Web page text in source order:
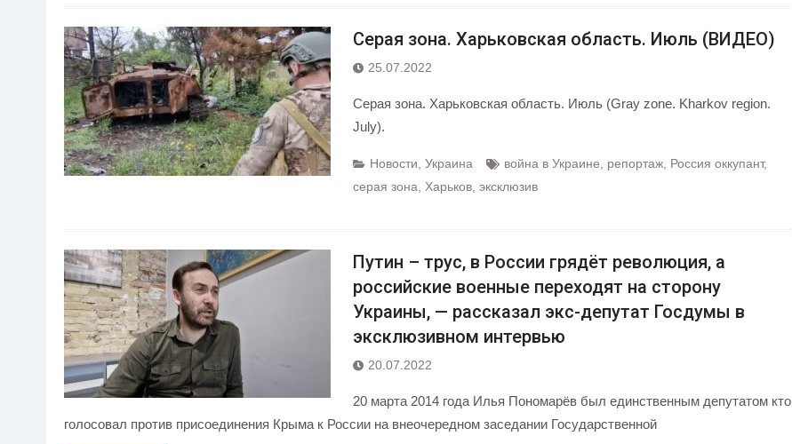
Серая зона. Харьковская область. Июль (ВИДЕО)
25.07.2022
Серая зона. Харьковская область. Июль (Gray zone. Kharkov region.
July).
Новости Украина война в Украине репортаж Россия оккупант,
серая зона
Харьков эксклюзив
Путин – трус, в России грядёт революция, а
российские военные переходят на сторону
Украины, — рассказал экс-депутат Госдумы в
эксклюзивном интервью
20.07.2022
20 марта 2014 года Илья Пономарёв был единственным депутатом кто
голосовал против присоединения Крыма к России на внеочередном заседании Государственной